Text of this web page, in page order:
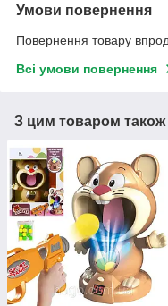
Умови повернення
Повернення товару
Всі умови повернення
З цим товаром